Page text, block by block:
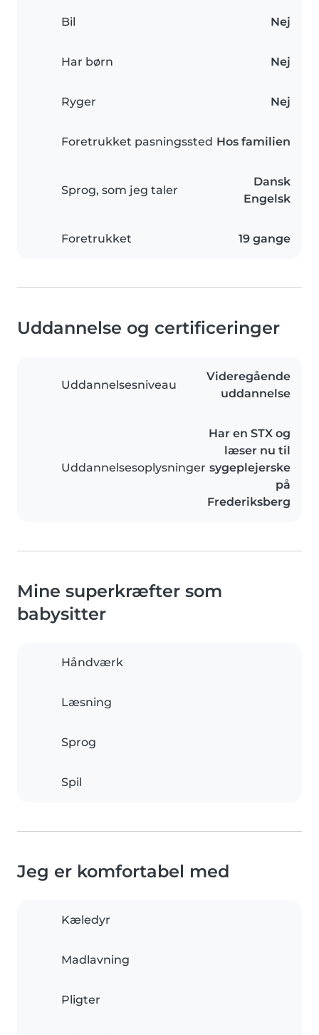
Bil Nej
Har børn Nej
Ryger Nej
Foretrukket pasningssted Hos familien
Sprog, som jeg taler
Dansk
Engelsk
Foretrukket 19 gange
Uddannelse og certificeringer
Uddannelsesniveau
Videregående
uddannelse
Uddannelsesoplysninger
Har en STX og
læser nu til
sygeplejerske
på
Frederiksberg
Mine superkræfter som
babysitter
Håndværk
Læsning
Sprog
Spil
Jeg er komfortabel med
Kæledyr
Madlavning
Pligter